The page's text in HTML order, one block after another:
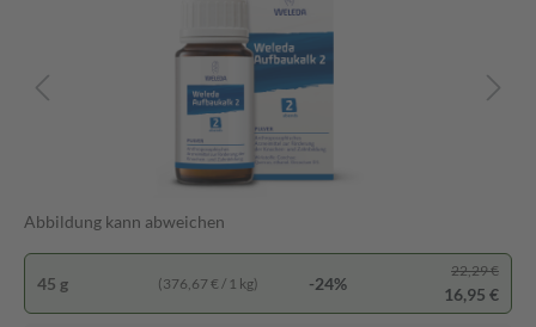
Abbildung kann abweichen
45 g (376,67 € / 1 kg) -24%
22,29 €
16,95 €